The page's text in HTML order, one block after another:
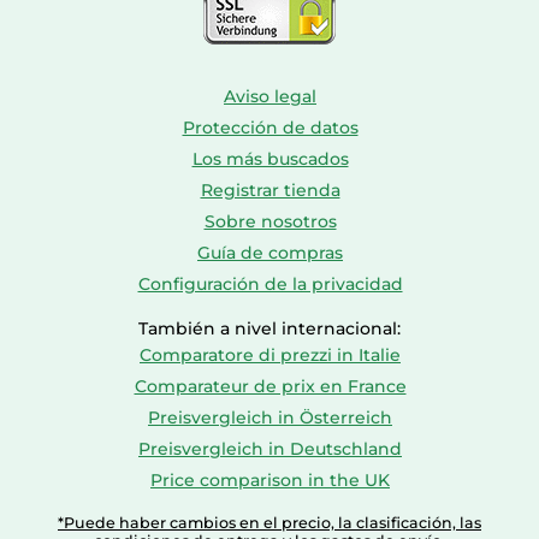
Aviso legal
Protección de datos
Los más buscados
Registrar tienda
Sobre nosotros
Guía de compras
Configuración de la privacidad
También a nivel internacional:
Comparatore di prezzi in Italie
Comparateur de prix en France
Preisvergleich in Österreich
Preisvergleich in Deutschland
Price comparison in the UK
*Puede haber cambios en el precio, la clasificación, las